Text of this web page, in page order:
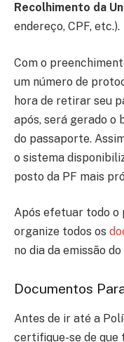
Recolhimento da
endereço, CPF, etc.).
Com o
um número de
hora de retirar seu
após, será gerado o
do passaporte.
o sistema
posto da PF mais
Após efetuar todo o
organize todos os
no dia da emissão
Documentos
Antes de ir até a
certifique-se de que